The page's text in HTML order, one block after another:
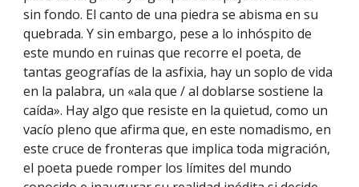
sin fondo. El canto de una piedra se abisma en su
quebrada. Y sin embargo, pese a lo inhóspito de
este mundo en ruinas que recorre el poeta, de
tantas geografías de la asfixia, hay un soplo de vida
en la palabra, un «ala que / al doblarse sostiene la
caída». Hay algo que resiste en la quietud, como un
vacío pleno que afirma que, en este nomadismo, en
este cruce de fronteras que implica toda migración,
el poeta puede romper los límites del mundo